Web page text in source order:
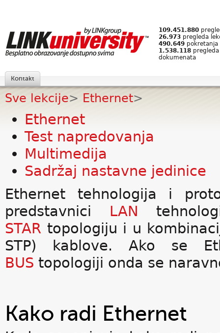
109.451.880
26.973 pregleda
490.649 pokretanja
1.538.118
dokumenata
Kontakt
Sve lekcije> Ethernet>
Ethernet
Test napredovanja
Multimedija
Sadržaj nastavne jedinice
Ethernet tehnologija i
predstavnici LAN
STAR topologiju i u
STP) kablove. Ako se
BUS topologiji onda se
Kako radi Ethernet